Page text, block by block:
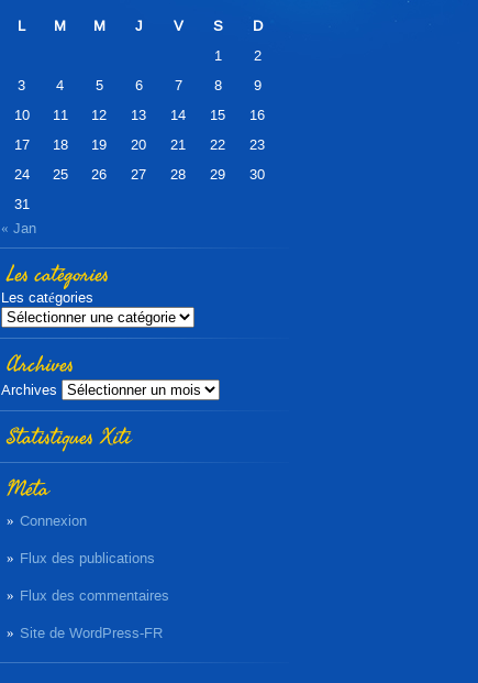
L M M J V S
D
1
2
3
4 5 6 7 8
9
10
11 12 13 14 15
16
17
18 19 20 21 22
23
24
25 26 27 28 29
30
31
« Jan
Les catégories
Les catégories
Archives
Archives
Statistiques Xiti
Méta
Connexion
Flux des publications
Flux des commentaires
Site de WordPress-FR